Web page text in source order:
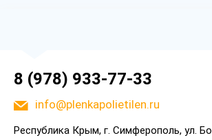
8 (978) 933-77-33
info@plenkapolietilen.ru
Республика Крым, г. Симферополь, ул.